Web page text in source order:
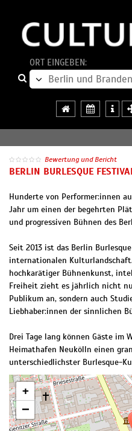
ORT EINGEBEN:
Bewertung und Bericht
BERLIN BURLESQUE
Hunderte von Performer:innen
Jahr um einen der begehrten
und progressiven Bühnen des
Seit 2013 ist das Berlin
internationalen
hochkarätiger Bühnenkunst,
Freiheit zieht es jährlich nicht
Publikum an, sondern auch
Liebhaber:innen der sinnlichen
Drei Tage lang können Gäste im
Heimathafen Neukölln einen
unterschiedlichster Burlesque-
+
−